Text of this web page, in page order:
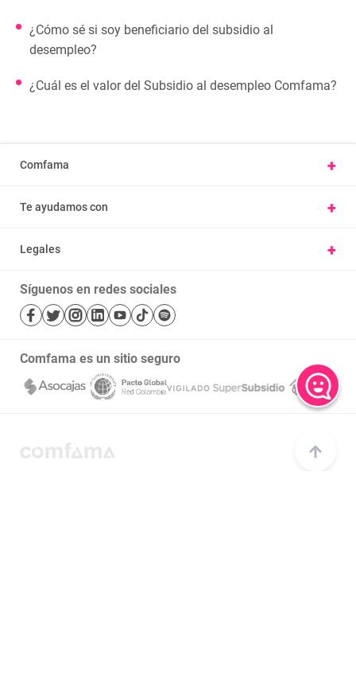
¿Cómo sé si soy beneficiario del subsidio al
desempleo?
¿Cuál es el valor del Subsidio al desempleo Comfama?
Comfama +
Presentar una petición u observación
Trabaje con nosotros
Te ayudamos con +
Parques
Salud
Bibliotecas
Legales +
Términos y condiciones
Mapa de sitio
Síguenos en redes sociales
Comfama es un sitio seguro